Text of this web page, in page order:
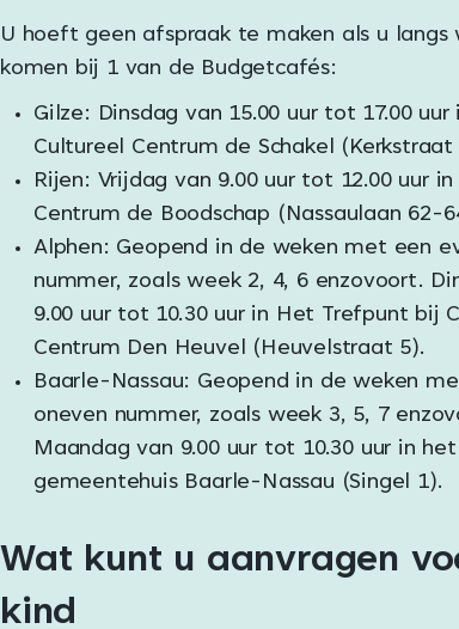
U hoeft geen afspraak te maken als u langs
komen bij 1 van de Budgetcafés:
Gilze: Dinsdag van 15.00 uur tot 17.00 uur
Cultureel Centrum de Schakel (Kerkstraat
Rijen: Vrijdag van 9.00 uur tot 12.00 uur
Centrum de Boodschap (Nassaulaan 62-
Alphen: Geopend in de weken met een
nummer, zoals week 2, 4, 6 enzovoort.
9.00 uur tot 10.30 uur in Het Trefpunt bij
Centrum Den Heuvel (Heuvelstraat 5).
Baarle-Nassau: Geopend in de weken
oneven nummer, zoals week 3, 5, 7
Maandag van 9.00 uur tot 10.30 uur in het
gemeentehuis Baarle-Nassau (Singel 1).
Wat kunt u aanvragen
kind